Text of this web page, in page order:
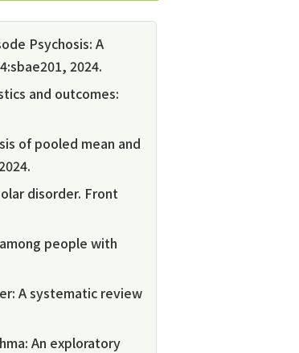
Psychosis: A
2024.
and outcomes:
of pooled mean and
disorder. Front
people with
A systematic review
An exploratory